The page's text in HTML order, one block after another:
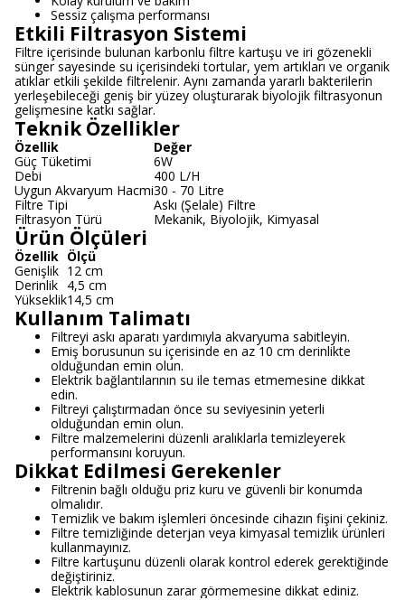
Sessiz çalışma performansı
Etkili Filtrasyon Sistemi
Filtre içerisinde bulunan karbonlu filtre kartuşu ve iri gözenekli
sünger sayesinde su içerisindeki tortular, yem artıkları ve organik
atıklar etkili şekilde filtrelenir. Aynı zamanda yararlı bakterilerin
yerleşebileceği geniş bir yüzey oluşturarak biyolojik filtrasyonun
gelişmesine katkı sağlar.
Teknik Özellikler
Özellik
Değer
Güç Tüketimi
6W
Debi
400 L/H
Uygun Akvaryum Hacmi30 - 70 Litre
Filtre Tipi
Askı (Şelale) Filtre
Filtrasyon Türü
Mekanik, Biyolojik, Kimyasal
Ürün Ölçüleri
Özellik Ölçü
Genişlik 12 cm
Derinlik 4,5 cm
Yükseklik14,5 cm
Kullanım Talimatı
Filtreyi askı aparatı yardımıyla akvaryuma sabitleyin.
Emiş borusunun su içerisinde en az 10 cm derinlikte
olduğundan emin olun.
Elektrik bağlantılarının su ile temas etmemesine dikkat
edin.
Filtreyi çalıştırmadan önce su seviyesinin yeterli
olduğundan emin olun.
Filtre malzemelerini düzenli aralıklarla temizleyerek
performansını koruyun.
Dikkat Edilmesi Gerekenler
Filtrenin bağlı olduğu priz kuru ve güvenli bir konumda
olmalıdır.
Temizlik ve bakım işlemleri öncesinde cihazın fişini çekiniz.
Filtre temizliğinde deterjan veya kimyasal temizlik ürünleri
kullanmayınız.
Filtre kartuşunu düzenli olarak kontrol ederek gerektiğinde
değiştiriniz.
Elektrik kablosunun zarar görmemesine dikkat ediniz.